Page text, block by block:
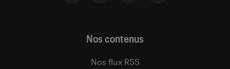
Nos contenus
Nos flux RSS